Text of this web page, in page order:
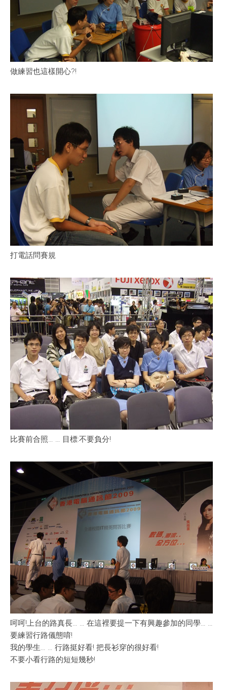
做練習也這樣開心?!
打電話問賽規
比賽前合照… … 目標:不要負分!
呵呵!上台的路真長… … 在這裡要提一下有興趣參加的同學… …
要練習行路儀態唷!
我的學生… … 行路挺好看! 把長衫穿的很好看!
不要小看行路的短短幾秒!